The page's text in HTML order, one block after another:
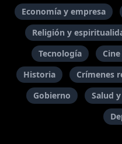
Economía y empresa
Religión y
Tecnología
Historia
Crímenes
Gobierno
Salud